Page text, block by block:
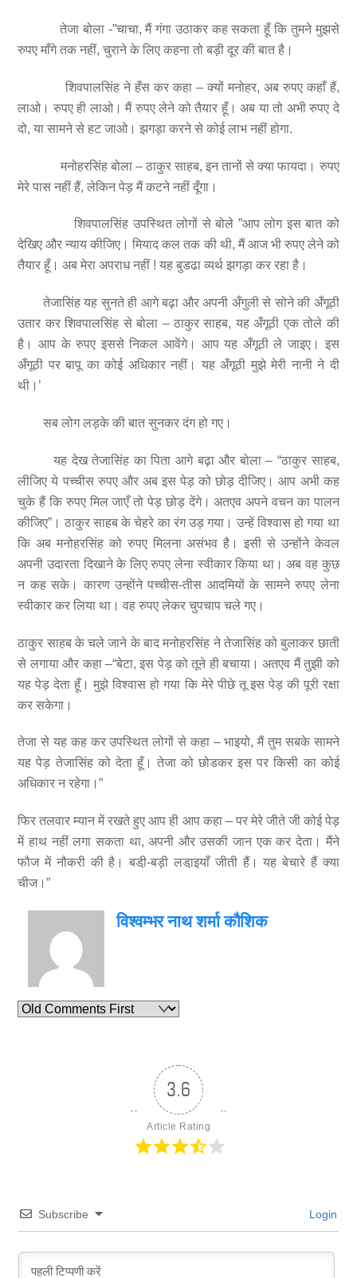
तेजा बोला -”चाचा, मैं गंगा उठाकर कह सकता हूँ कि तुमने मुझसे
रुपए माँगे तक नहीं, चुराने के लिए कहना तो बड़ी दूर की बात है।
शिवपालसिंह ने हँस कर कहा – क्यों मनोहर, अब रुपए कहाँ हैं,
लाओ। रुपए ही लाओ। मैं रुपए लेने को तैयार हूँ। अब या तो अभी रुपए दे
दो, या सामने से हट जाओ। झगड़ा करने से कोई लाभ नहीं होगा.
मनोहरसिंह बोला – ठाकुर साहब, इन तानों से क्या फायदा। रुपए
मेरे पास नहीं हैं, लेकिन पेड़ मैं कटने नहीं दूँगा।
शिवपालसिंह उपस्थित लोगों से बोले ”आप लोग इस बात को
देखिए और न्याय कीजिए। मियाद कल तक की थी, मैं आज भी रुपए लेने को
तैयार हूँ। अब मेरा अपराध नहीं ! यह बुडढा व्यर्थ झगड़ा कर रहा है।
तेजासिंह यह सुनते ही आगे बढ़ा और अपनी अँगुली से सोने की अँगूठी
उतार कर शिवपालसिंह से बोला – ठाकुर साहब, यह अँगूठी एक तोले की
है। आप के रुपए इससे निकल आवेंगे। आप यह अँगूठी ले जाइए। इस
अँगूठी पर बापू का कोई अधिकार नहीं। यह अँगूठी मुझे मेरी नानी ने दी
थी।’
सब लोग लड़के की बात सुनकर दंग हो गए।
यह देख तेजासिंह का पिता आगे बढ़ा और बोला – “ठाकुर साहब,
लीजिए ये पच्चीस रुपए और अब इस पेड़ को छोड़ दीजिए। आप अभी कह
चुके हैं कि रुपए मिल जाएँ तो पेड़ छोड़ देंगे। अतएव अपने वचन का पालन
कीजिए”। ठाकुर साहब के चेहरे का रंग उड़ गया। उन्हें विश्वास हो गया था
कि अब मनोहरसिंह को रुपए मिलना असंभव है। इसी से उन्होंने केवल
अपनी उदारता दिखाने के लिए रुपए लेना स्वीकार किया था। अब वह कुछ
न कह सके। कारण उन्होंने पच्चीस-तीस आदमियों के सामने रुपए लेना
स्वीकार कर लिया था। वह रुपए लेकर चुपचाप चले गए।
ठाकुर साहब के चले जाने के बाद मनोहरसिंह ने तेजासिंह को बुलाकर छाती
से लगाया और कहा –“बेटा, इस पेड़ को तूने ही बचाया। अतएव मैं तुझी को
यह पेड़ देता हूँ। मुझे विश्वास हो गया कि मेरे पीछे तू इस पेड़ की पूरी रक्षा
कर सकेगा।
तेजा से यह कह कर उपस्थित लोगों से कहा – भाइयो, मैं तुम सबके सामने
यह पेड़ तेजासिंह को देता हूँ। तेजा को छोडकर इस पर किसी का कोई
अधिकार न रहेगा।”
फिर तलवार म्यान में रखते हुए आप ही आप कहा – पर मेरे जीते जी कोई पेड़
में हाथ नहीं लगा सकता था, अपनी और उसकी जान एक कर देता। मैंने
फौज में नौकरी की है। बडी़-बड़ी लडा़इयाँ जीती हैं। यह बेचारे हैं क्या
चीज।”
विश्वम्भर नाथ शर्मा कौशिक
3.6
Article Rating
Subscribe Login